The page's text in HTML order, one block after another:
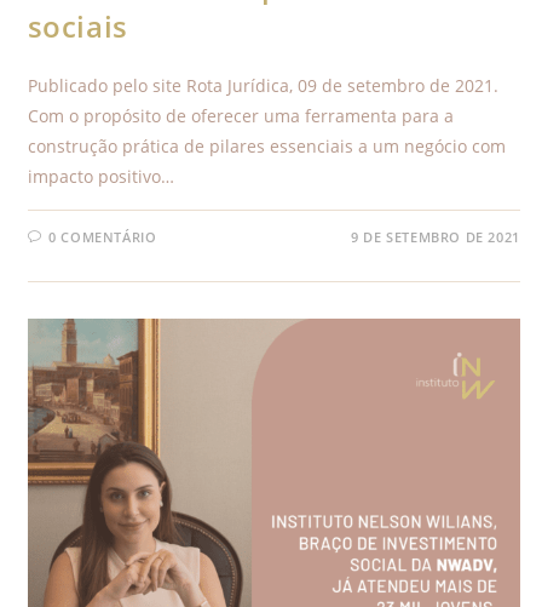
sociais
Publicado pelo site Rota Jurídica, 09 de setembro de 2021.
Com o propósito de oferecer uma ferramenta para a
construção prática de pilares essenciais a um negócio com
impacto positivo…
0 COMENTÁRIO 9 DE SETEMBRO DE 2021